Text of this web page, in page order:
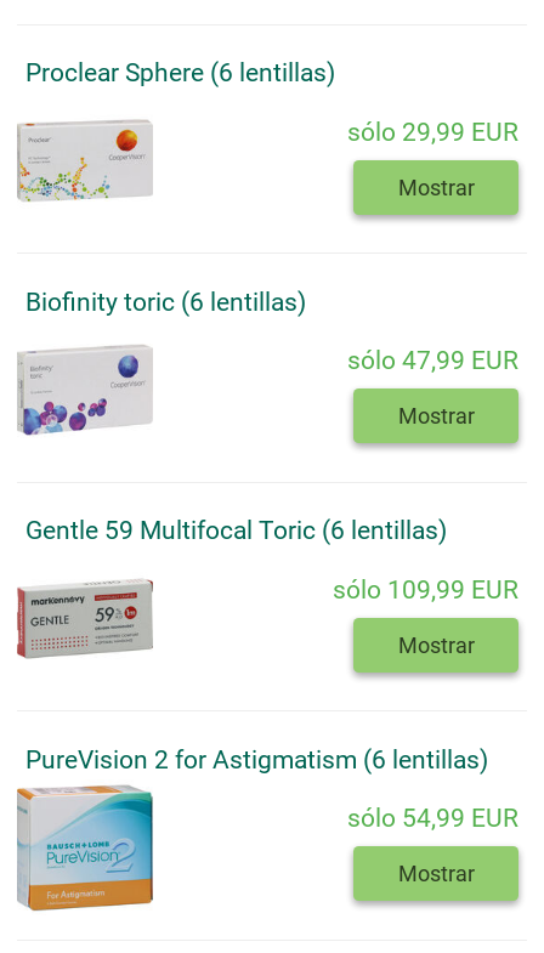
Proclear Sphere (6 lentillas)
sólo 29,99 EUR
Mostrar
Biofinity toric (6 lentillas)
sólo 47,99 EUR
Mostrar
Gentle 59 Multifocal Toric (6 lentillas)
sólo 109,99 EUR
Mostrar
PureVision 2 for Astigmatism (6 lentillas)
sólo 54,99 EUR
Mostrar